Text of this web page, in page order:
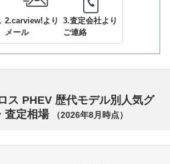
2.carview!より
メール
3.査定会社より
ご連絡
ス PHEV 歴代モデル別人気グ
査定相場
（2026年8月 時点）